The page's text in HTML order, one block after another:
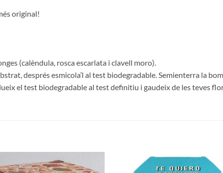
original!
(calèndula, rosca escarlata i clavell moro).
després esmicola’l al test biodegradable. Semienterra la
el test biodegradable al test definitiu i gaudeix de les teves